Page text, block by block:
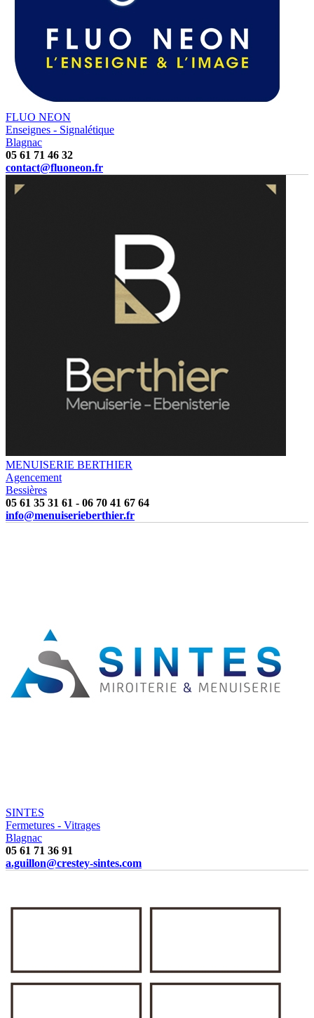
FLUO NEON
Enseignes - Signalétique
Blagnac
05 61 71 46 32
contact@fluoneon.fr
MENUISERIE BERTHIER
Agencement
Bessières
05 61 35 31 61 - 06 70 41 67 64
info@menuiserieberthier.fr
SINTES
Fermetures - Vitrages
Blagnac
05 61 71 36 91
a.guillon@crestey-sintes.com